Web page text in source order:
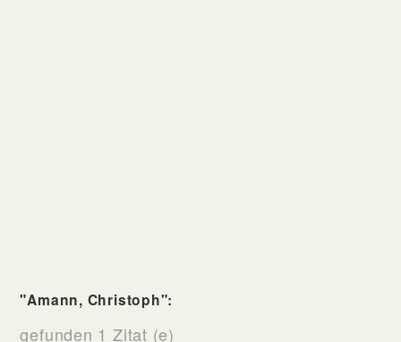
"Amann, Christoph":
gefunden 1 Zitat (e)